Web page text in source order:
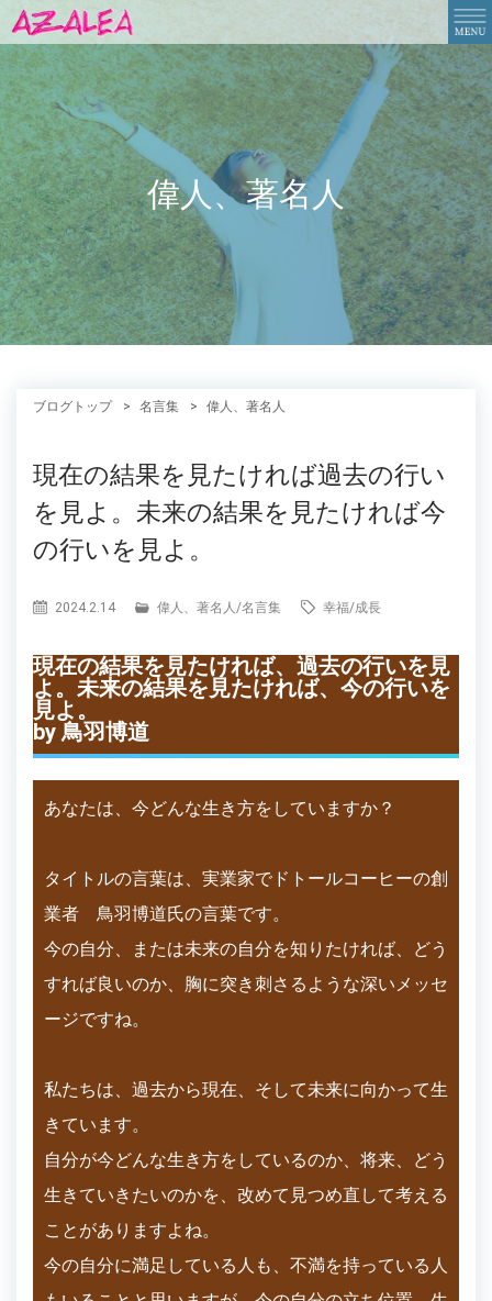
偉人、著名人
ブログトップ 名言集 偉人、著名人
現在の結果を見たければ過去の行い
を見よ。未来の結果を見たければ今
の行いを見よ。
2024.2.14 偉人、著名人 /名言集 幸福/成長
現在の結果を見たければ、過去の行いを見
よ。未来の結果を見たければ、今の行いを
見よ。
by 鳥羽博道
あなたは、今どんな生き方をしていますか？
タイトルの言葉は、実業家でドトールコーヒーの創
業者 鳥羽博道氏の言葉です。
今の自分、または未来の自分を知りたければ、どう
すれば良いのか、胸に突き刺さるような深いメッセ
ージですね。
私たちは、過去から現在、そして未来に向かって生
きています。
自分が今どんな生き方をしているのか、将来、どう
生きていきたいのかを、改めて見つめ直して考える
ことがありますよね。
今の自分に満足している人も、不満を持っている人